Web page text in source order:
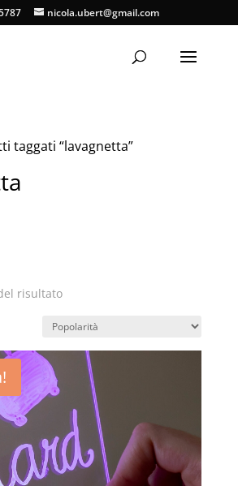
nicola.ubert@gmail.com
taggati “lavagnetta”
risultato